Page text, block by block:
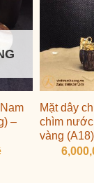
–
Mặt dây
chìm
vàng (A18)